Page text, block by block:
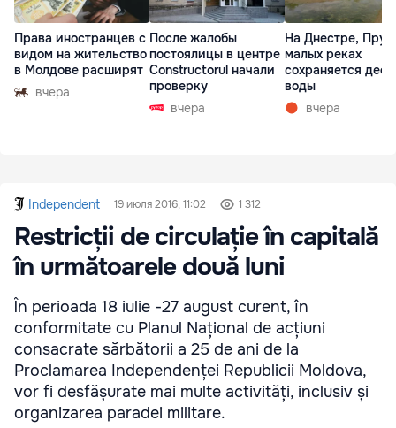
Права иностранцев с
видом на жительство
в Молдове расширят
вчера
После жалобы
постоялицы в центре
Constructorul начали
проверку
вчера
На Днестре,
малых реках
сохраняется
воды
вчера
Independent 19 июля 2016, 11:02 1 312
Restricții de circulație în capitală
în următoarele două luni
În perioada 18 iulie -27 august curent, în
conformitate cu Planul Național de acțiuni
consacrate sărbătorii a 25 de ani de la
Proclamarea Independenței Republicii Moldova,
vor fi desfășurate mai multe activități, inclusiv și
organizarea paradei militare.